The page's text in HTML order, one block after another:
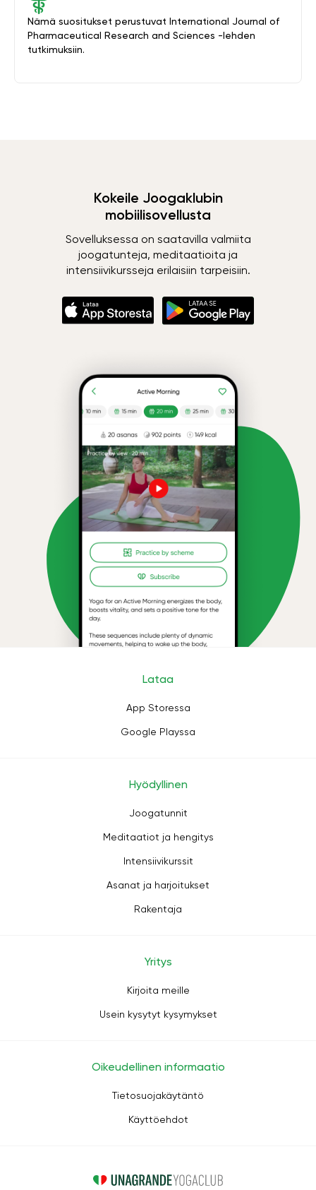
Nämä suositukset perustuvat International Journal of
Pharmaceutical Research and Sciences -lehden
tutkimuksiin.
Kokeile Joogaklubin
mobiilisovellusta
Sovelluksessa on saatavilla valmiita
joogatunteja, meditaatioita ja
intensiivikursseja erilaisiin tarpeisiin.
Lataa
App Storessa
Google Playssa
Hyödyllinen
Joogatunnit
Meditaatiot ja hengitys
Intensiivikurssit
Asanat ja harjoitukset
Rakentaja
Yritys
Kirjoita meille
Usein kysytyt kysymykset
Oikeudellinen informaatio
Tietosuojakäytäntö
Käyttöehdot